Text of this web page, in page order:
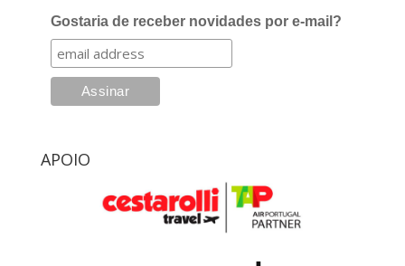
Gostaria de receber novidades por e-mail?
APOIO